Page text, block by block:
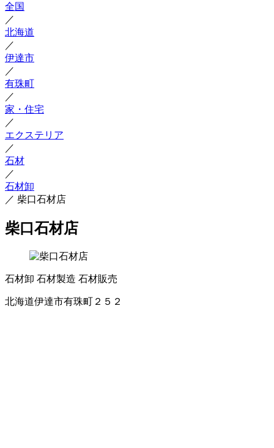
全国
／
北海道
／
伊達市
／
有珠町
／
家・住宅
／
エクステリア
／
石材
／
石材卸
／ 柴口石材店
柴口石材店
石材卸 石材製造 石材販売
北海道伊達市有珠町２５２